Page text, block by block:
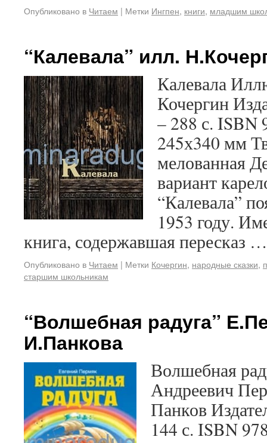
Опубликовано в Читаем | Метки Ингпен, книги, младшим
“Калевала” илл.
Калевала
Кочергин
– 288 с. ISBN
245х340 мм
мелованная
вариант
“Калевала”
1953 году.
книга, содержавшая пересказ
Опубликовано в Читаем | Метки Кочергин, народные сказки,
старшим школьникам
“Волшебная радуга”
И.Панкова
Волшебная
Андреевич
Панков
144 с. ISBN